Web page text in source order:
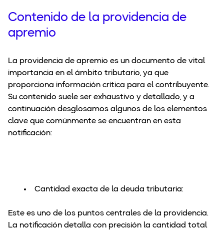
Contenido de la providencia de
apremio
La providencia de apremio es un documento de vital
importancia en el ámbito tributario, ya que
proporciona información crítica para el contribuyente.
Su contenido suele ser exhaustivo y detallado, y a
continuación desglosamos algunos de los elementos
clave que comúnmente se encuentran en esta
notificación:
Cantidad exacta de la deuda tributaria:
Este es uno de los puntos centrales de la providencia.
La notificación detalla con precisión la cantidad total